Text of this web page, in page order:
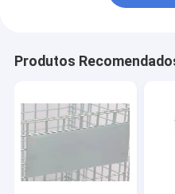
Produtos